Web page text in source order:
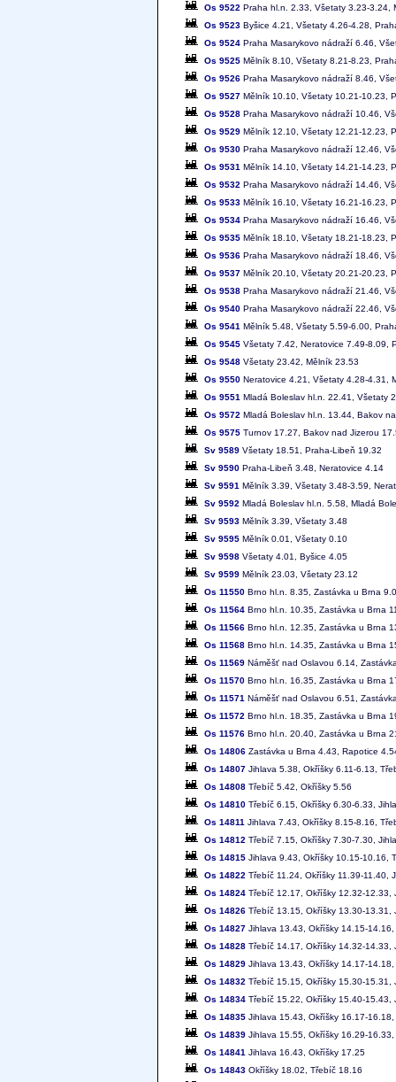
Os 9522 Praha hl.n. 2.33, Všetaty 3.23-3.24,
Os 9523 Byšice 4.21, Všetaty 4.26-4.28,
Os 9524 Praha Masarykovo nádraží 6.46,
Os 9525 Mělník 8.10, Všetaty 8.21-8.23,
Os 9526 Praha Masarykovo nádraží 8.46,
Os 9527 Mělník 10.10, Všetaty 10.21-10.23,
Os 9528 Praha Masarykovo nádraží 10.46,
Os 9529 Mělník 12.10, Všetaty 12.21-12.23,
Os 9530 Praha Masarykovo nádraží 12.46,
Os 9531 Mělník 14.10, Všetaty 14.21-14.23,
Os 9532 Praha Masarykovo nádraží 14.46,
Os 9533 Mělník 16.10, Všetaty 16.21-16.23,
Os 9534 Praha Masarykovo nádraží 16.46,
Os 9535 Mělník 18.10, Všetaty 18.21-18.23,
Os 9536 Praha Masarykovo nádraží 18.46,
Os 9537 Mělník 20.10, Všetaty 20.21-20.23,
Os 9538 Praha Masarykovo nádraží 21.46,
Os 9540 Praha Masarykovo nádraží 22.46,
Os 9541 Mělník 5.48, Všetaty 5.59-6.00,
Os 9545 Všetaty 7.42, Neratovice 7.49-8.09,
Os 9548 Všetaty 23.42, Mělník 23.53
Os 9550 Neratovice 4.21, Všetaty 4.28-4.31,
Os 9551 Mladá Boleslav hl.n. 22.41, Všetaty
Os 9572 Mladá Boleslav hl.n. 13.44, Bakov
Os 9575 Turnov 17.27, Bakov nad Jizerou
Sv 9589 Všetaty 18.51, Praha-Libeň 19.32
Sv 9590 Praha-Libeň 3.48, Neratovice 4.14
Sv 9591 Mělník 3.39, Všetaty 3.48-3.59,
Sv 9592 Mladá Boleslav hl.n. 5.58, Mladá
Sv 9593 Mělník 3.39, Všetaty 3.48
Sv 9595 Mělník 0.01, Všetaty 0.10
Sv 9598 Všetaty 4.01, Byšice 4.05
Sv 9599 Mělník 23.03, Všetaty 23.12
Os 11550 Brno hl.n. 8.35, Zastávka u Brna
Os 11564 Brno hl.n. 10.35, Zastávka u Brna
Os 11566 Brno hl.n. 12.35, Zastávka u Brna
Os 11568 Brno hl.n. 14.35, Zastávka u Brna
Os 11569 Náměšť nad Oslavou 6.14,
Os 11570 Brno hl.n. 16.35, Zastávka u Brna
Os 11571 Náměšť nad Oslavou 6.51,
Os 11572 Brno hl.n. 18.35, Zastávka u Brna
Os 11576 Brno hl.n. 20.40, Zastávka u Brna
Os 14806 Zastávka u Brna 4.43, Rapotice
Os 14807 Jihlava 5.38, Okříšky 6.11-6.13,
Os 14808 Třebíč 5.42, Okříšky 5.56
Os 14810 Třebíč 6.15, Okříšky 6.30-6.33,
Os 14811 Jihlava 7.43, Okříšky 8.15-8.16,
Os 14812 Třebíč 7.15, Okříšky 7.30-7.30,
Os 14815 Jihlava 9.43, Okříšky 10.15-10.16,
Os 14822 Třebíč 11.24, Okříšky 11.39-11.40,
Os 14824 Třebíč 12.17, Okříšky 12.32-12.33,
Os 14826 Třebíč 13.15, Okříšky 13.30-13.31,
Os 14827 Jihlava 13.43, Okříšky 14.15-
Os 14828 Třebíč 14.17, Okříšky 14.32-14.33,
Os 14829 Jihlava 13.43, Okříšky 14.17-
Os 14832 Třebíč 15.15, Okříšky 15.30-15.31,
Os 14834 Třebíč 15.22, Okříšky 15.40-15.43,
Os 14835 Jihlava 15.43, Okříšky 16.17-
Os 14839 Jihlava 15.55, Okříšky 16.29-
Os 14841 Jihlava 16.43, Okříšky 17.25
Os 14843 Okříšky 18.02, Třebíč 18.16